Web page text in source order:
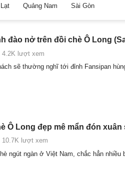
Quảng Nam Sài Gòn
đào nở trên đồi chè Ô Long
4.2K lượt xem
sẽ thường nghĩ tới đỉnh Fansipan
Ô Long đẹp mê mẩn đón xuân
10.7K lượt xem
ngút ngàn ở Việt Nam, chắc hẳn nhiều